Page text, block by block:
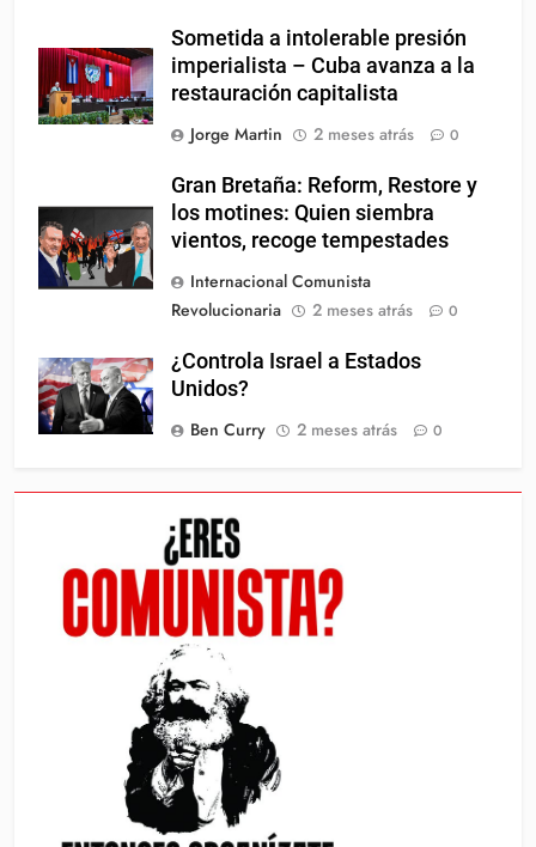
Sometida a intolerable presión
imperialista – Cuba avanza a la
restauración capitalista
Jorge Martin
2 meses atrás 0
Gran Bretaña: Reform, Restore y
los motines: Quien siembra
vientos, recoge tempestades
Internacional Comunista
Revolucionaria
2 meses atrás 0
¿Controla Israel a Estados
Unidos?
Ben Curry
2 meses atrás 0